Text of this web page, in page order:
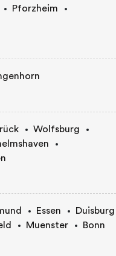
Pforzheim
Wolfsburg
Essen
Duisburg
Muenster Bonn